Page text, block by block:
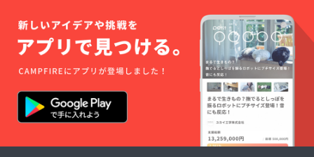
バル実
行委員
会、作
家本
人、支
援者の3
者で進
めま
す。打
せ方法
はメー
ル・電